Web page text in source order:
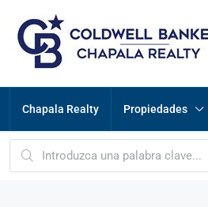
Chapala Realty Propiedades